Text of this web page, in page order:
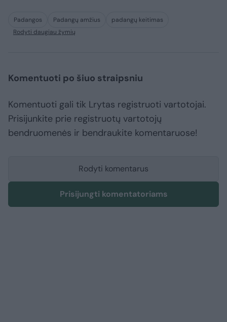
Padangos Padangų amžius
padangų keitimas
Rodyti daugiau žymių
Komentuoti po šiuo straipsniu
Komentuoti gali tik Lrytas registruoti vartotojai.
Prisijunkite prie registruotų vartotojų
bendruomenės ir bendraukite komentaruose!
Rodyti komentarus
Prisijungti komentatoriams